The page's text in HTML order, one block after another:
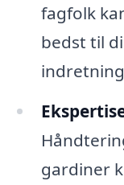
fagfolk
bedst til
gardiner